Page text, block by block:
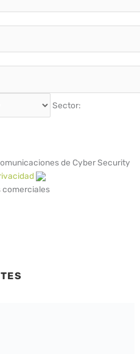
Sector:
de Cyber Security
comerciales